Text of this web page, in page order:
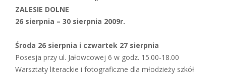
ZALESIE DOLNE
26 sierpnia – 30 sierpnia 2009r.
Środa 26 sierpnia i czwartek 27 sierpnia
Posesja przy ul. Jałowcowej 6 w godz. 15.00-18.00
Warsztaty literackie i fotograficzne dla młodzieży szkół